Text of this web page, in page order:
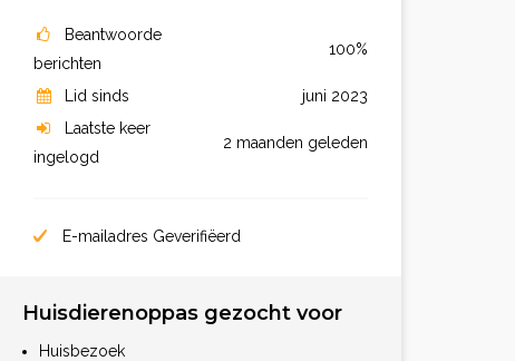
Beantwoorde
berichten
100%
Lid sinds
juni 2023
Laatste keer
ingelogd
2 maanden geleden
E-mailadres Geverifiëerd
Huisdierenoppas gezocht voor
Huisbezoek